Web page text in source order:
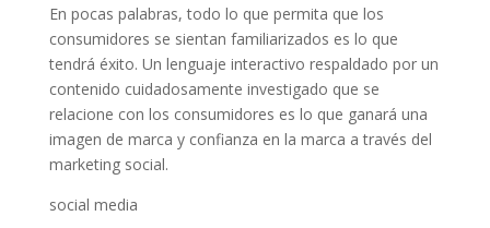
En pocas palabras, todo lo que permita que los
consumidores se sientan familiarizados es lo que
tendrá éxito. Un lenguaje interactivo respaldado por un
contenido cuidadosamente investigado que se
relacione con los consumidores es lo que ganará una
imagen de marca y confianza en la marca a través del
marketing social.
social media